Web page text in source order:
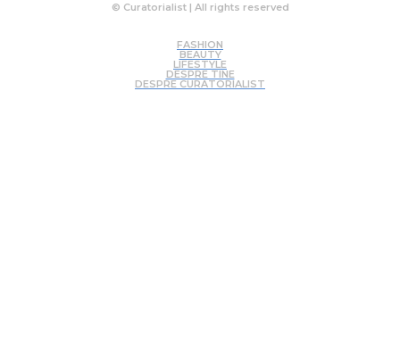
© Curatorialist | All rights reserved
FASHION
BEAUTY
LIFESTYLE
DESPRE TINE
DESPRE CURATORIALIST